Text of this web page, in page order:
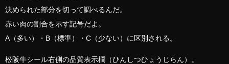
決められた部分を切って調べるんだ。
赤い肉の割合を示す記号だよ。
A（多い）・B（標準）・C（少ない）に区別される。
松阪牛シール右側の品質表示欄（ひんしつひょうじらん）。